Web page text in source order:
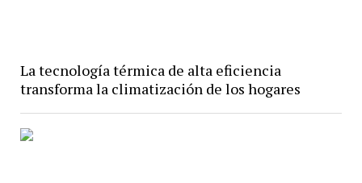
La tecnología térmica de alta eficiencia
transforma la climatización de los hogares